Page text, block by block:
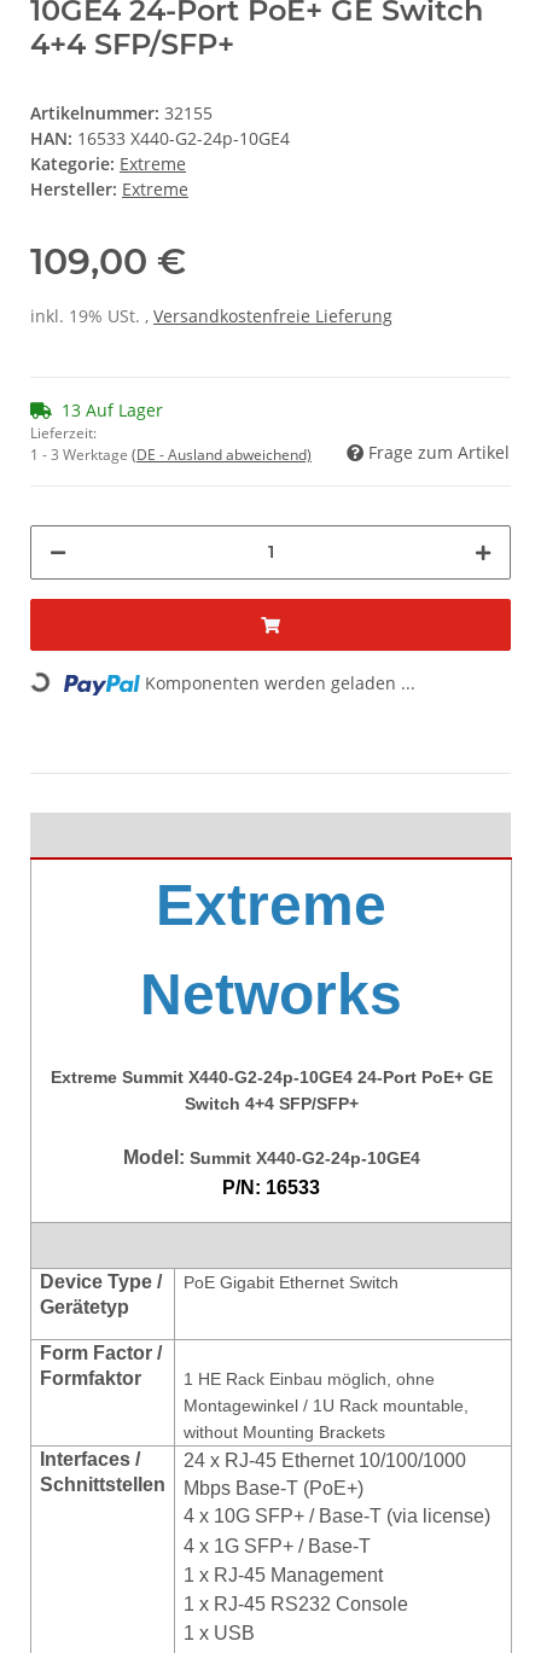
10GE4 24-Port PoE+ GE Switch
4+4 SFP/SFP+
Artikelnummer: 32155
HAN: 16533 X440-G2-24p-10GE4
Kategorie: Extreme
Hersteller: Extreme
109,00 €
inkl. 19% USt. , Versandkostenfreie Lieferung
13 Auf Lager
Lieferzeit:
1 - 3 Werktage (DE - Ausland abweichend) Frage zum Artikel
Loading... Komponenten werden geladen ...
Extreme
Networks
Extreme Summit X440-G2-24p-10GE4 24-Port PoE+ GE
Switch 4+4 SFP/SFP+
Model: Summit X440-G2-24p-10GE4
P/N: 16533
Device Type /
Gerätetyp
PoE Gigabit Ethernet Switch
Form Factor /
Formfaktor
1 HE Rack Einbau möglich, ohne
Montagewinkel / 1U Rack mountable,
without Mounting Brackets
Interfaces /
Schnittstellen
24 x RJ-45 Ethernet 10/100/1000
Mbps Base-T (PoE+)
4 x 10G SFP+ / Base-T (via license)
4 x 1G SFP+ / Base-T
1 x RJ-45 Management
1 x RJ-45 RS232 Console
1 x USB